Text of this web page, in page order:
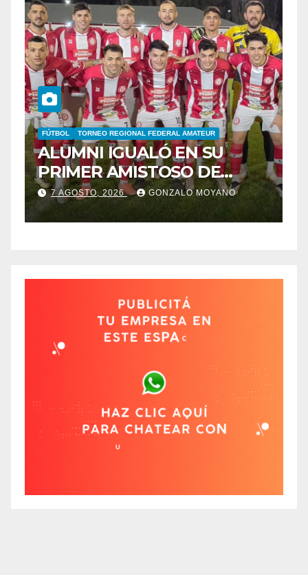
FÚTBOL TORNEO REGIONAL FEDERAL AMATEUR
ALUMNI IGUALÓ EN SU
PRIMER AMISTOSO DE
PRETEMPORADA
7 AGOSTO, 2026 GONZALO MOYANO